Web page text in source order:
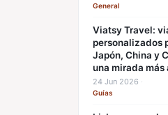
General
Viatsy Travel:
personalizados
Japón, China y
una mirada más
24 Jun 2026 ·
Guías